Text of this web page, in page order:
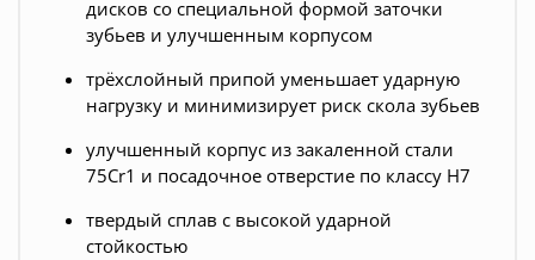
дисков со специальной формой заточки
зубьев и улучшенным корпусом
трёхслойный припой уменьшает ударную
нагрузку и минимизирует риск скола зубьев
улучшенный корпус из закаленной стали
75Cr1 и посадочное отверстие по классу H7
твердый сплав с высокой ударной
стойкостью